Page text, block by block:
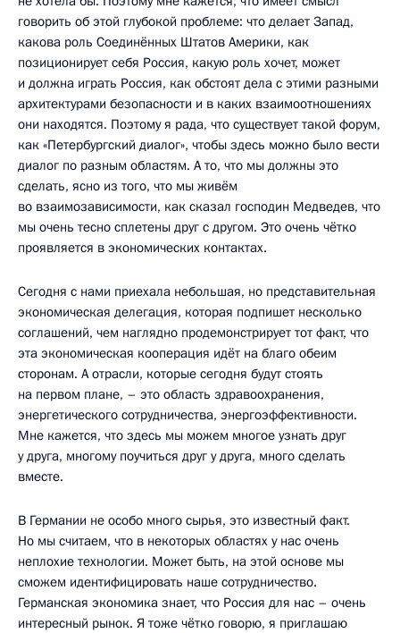
говорить об этой глубокой проблеме: что делает Запад,
какова роль Соединённых Штатов Америки, как
позиционирует себя Россия, какую роль хочет, может
и должна играть Россия, как обстоят дела с этими разными
архитектурами безопасности и в каких взаимоотношениях
они находятся. Поэтому я рада, что существует такой форум,
как «Петербургский диалог», чтобы здесь можно было вести
диалог по разным областям. А то, что мы должны это
сделать, ясно из того, что мы живём
во взаимозависимости, как сказал господин Медведев, что
мы очень тесно сплетены друг с другом. Это очень чётко
проявляется в экономических контактах.
Сегодня с нами приехала небольшая, но представительная
экономическая делегация, которая подпишет несколько
соглашений, чем наглядно продемонстрирует тот факт, что
эта экономическая кооперация идёт на благо обеим
сторонам. А отрасли, которые сегодня будут стоять
на первом плане, – это область здравоохранения,
энергетического сотрудничества, энергоэффективности.
Мне кажется, что здесь мы можем многое узнать друг
у друга, многому поучиться друг у друга, много сделать
вместе.
В Германии не особо много сырья, это известный факт.
Но мы считаем, что в некоторых областях у нас очень
неплохие технологии. Может быть, на этой основе мы
сможем идентифицировать наше сотрудничество.
Германская экономика знает, что Россия для нас – очень
интересный рынок. Я тоже чётко говорю, я приглашаю